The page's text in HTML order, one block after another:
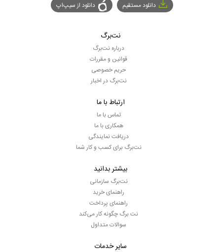
دانلود مستقیم دانلود از سیپ‌اپ
نت‌برگ
درباره نت‌برگ
قوانین و مقررات
حریم خصوصی
نت‌برگ در اخبار
ارتباط با ما
تماس با ما
همکاری با ما
دریافت نمایندگی
نت‌برگ برای کسب و کار شما
بیشتر بدانید
نت‌برگ سازمانی
راهنمای خرید
راهنمای پرداخت
نت برگ چگونه کار می‌کند
سوالات متداول
سایر خدمات